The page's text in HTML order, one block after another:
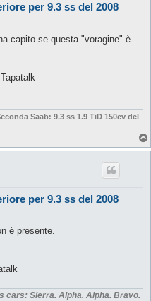
per 9.3 ss del 2008
capito se questa "voragine" è
Saab: 9.3 ss 1.9 TiD 150cv del
per 9.3 ss del 2008
è presente.
cars: Sierra. Alpha. Alpha. Bravo.